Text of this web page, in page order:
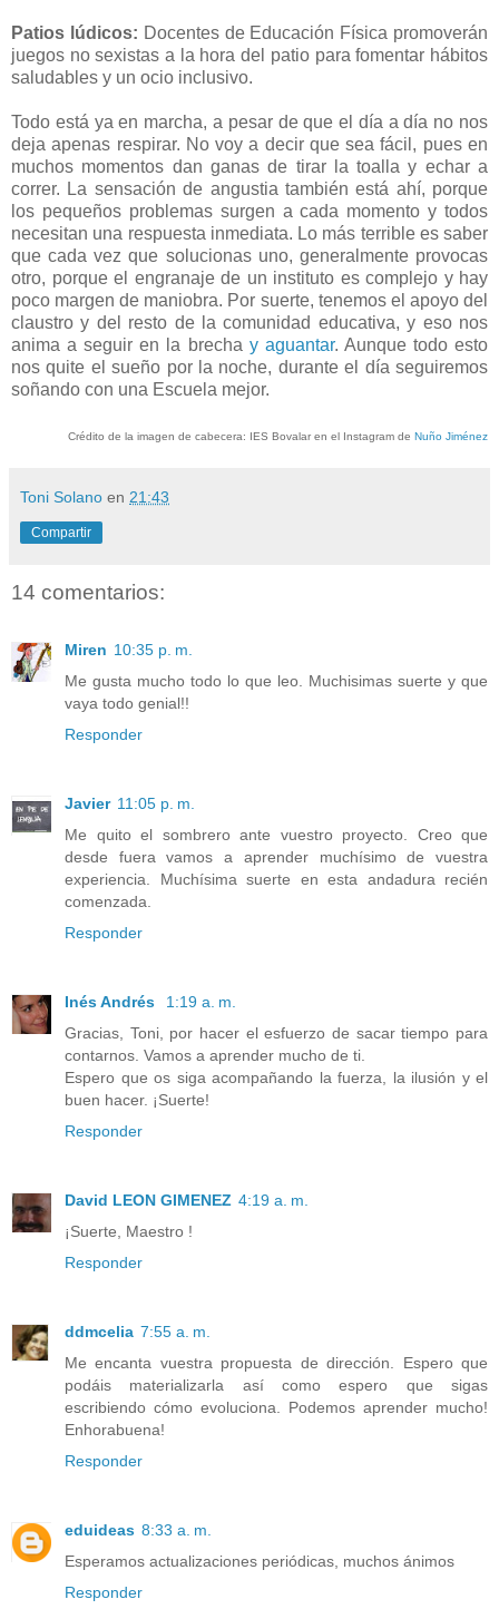
Patios lúdicos: Docentes de Educación Física promoverán
juegos no sexistas a la hora del patio para fomentar hábitos
saludables y un ocio inclusivo.
Todo está ya en marcha, a pesar de que el día a día no nos
deja apenas respirar. No voy a decir que sea fácil, pues en
muchos momentos dan ganas de tirar la toalla y echar a
correr. La sensación de angustia también está ahí, porque
los pequeños problemas surgen a cada momento y todos
necesitan una respuesta inmediata. Lo más terrible es saber
que cada vez que solucionas uno, generalmente provocas
otro, porque el engranaje de un instituto es complejo y hay
poco margen de maniobra. Por suerte, tenemos el apoyo del
claustro y del resto de la comunidad educativa, y eso nos
anima a seguir en la brecha y aguantar. Aunque todo esto
nos quite el sueño por la noche, durante el día seguiremos
soñando con una Escuela mejor.
Crédito de la imagen de cabecera: IES Bovalar en el Instagram de Nuño Jiménez
Toni Solano en 21:43
Compartir
14 comentarios:
Miren 10:35 p. m.
Me gusta mucho todo lo que leo. Muchisimas suerte y que
vaya todo genial!!
Responder
Javier 11:05 p. m.
Me quito el sombrero ante vuestro proyecto. Creo que
desde fuera vamos a aprender muchísimo de vuestra
experiencia. Muchísima suerte en esta andadura recién
comenzada.
Responder
Inés Andrés
1:19 a. m.
Gracias, Toni, por hacer el esfuerzo de sacar tiempo para
contarnos. Vamos a aprender mucho de ti.
Espero que os siga acompañando la fuerza, la ilusión y el
buen hacer. ¡Suerte!
Responder
David LEON GIMENEZ 4:19 a. m.
¡Suerte, Maestro !
Responder
ddmcelia 7:55 a. m.
Me encanta vuestra propuesta de dirección. Espero que
podáis materializarla así como espero que sigas
escribiendo cómo evoluciona. Podemos aprender mucho!
Enhorabuena!
Responder
eduideas 8:33 a. m.
Esperamos actualizaciones periódicas, muchos ánimos
Responder